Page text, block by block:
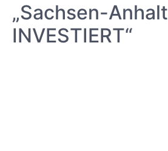
„Sachsen-Anhalt
INVESTIERT“